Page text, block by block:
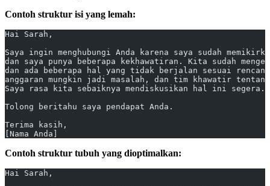
Contoh struktur isi yang lemah:
Hai Sarah,
Saya ingin menghubungi Anda karena saya sudah
dan saya punya beberapa kekhawatiran. Kita sudah
dan ada beberapa hal yang tidak berjalan sesuai
anggaran mungkin jadi masalah, dan tim khawatir
Saya rasa kita sebaiknya mendiskusikan hal ini segera.
Tolong beritahu saya pendapat Anda.
Terima kasih,
[Nama Anda]
Contoh struktur tubuh yang dioptimalkan:
Hai Sarah,